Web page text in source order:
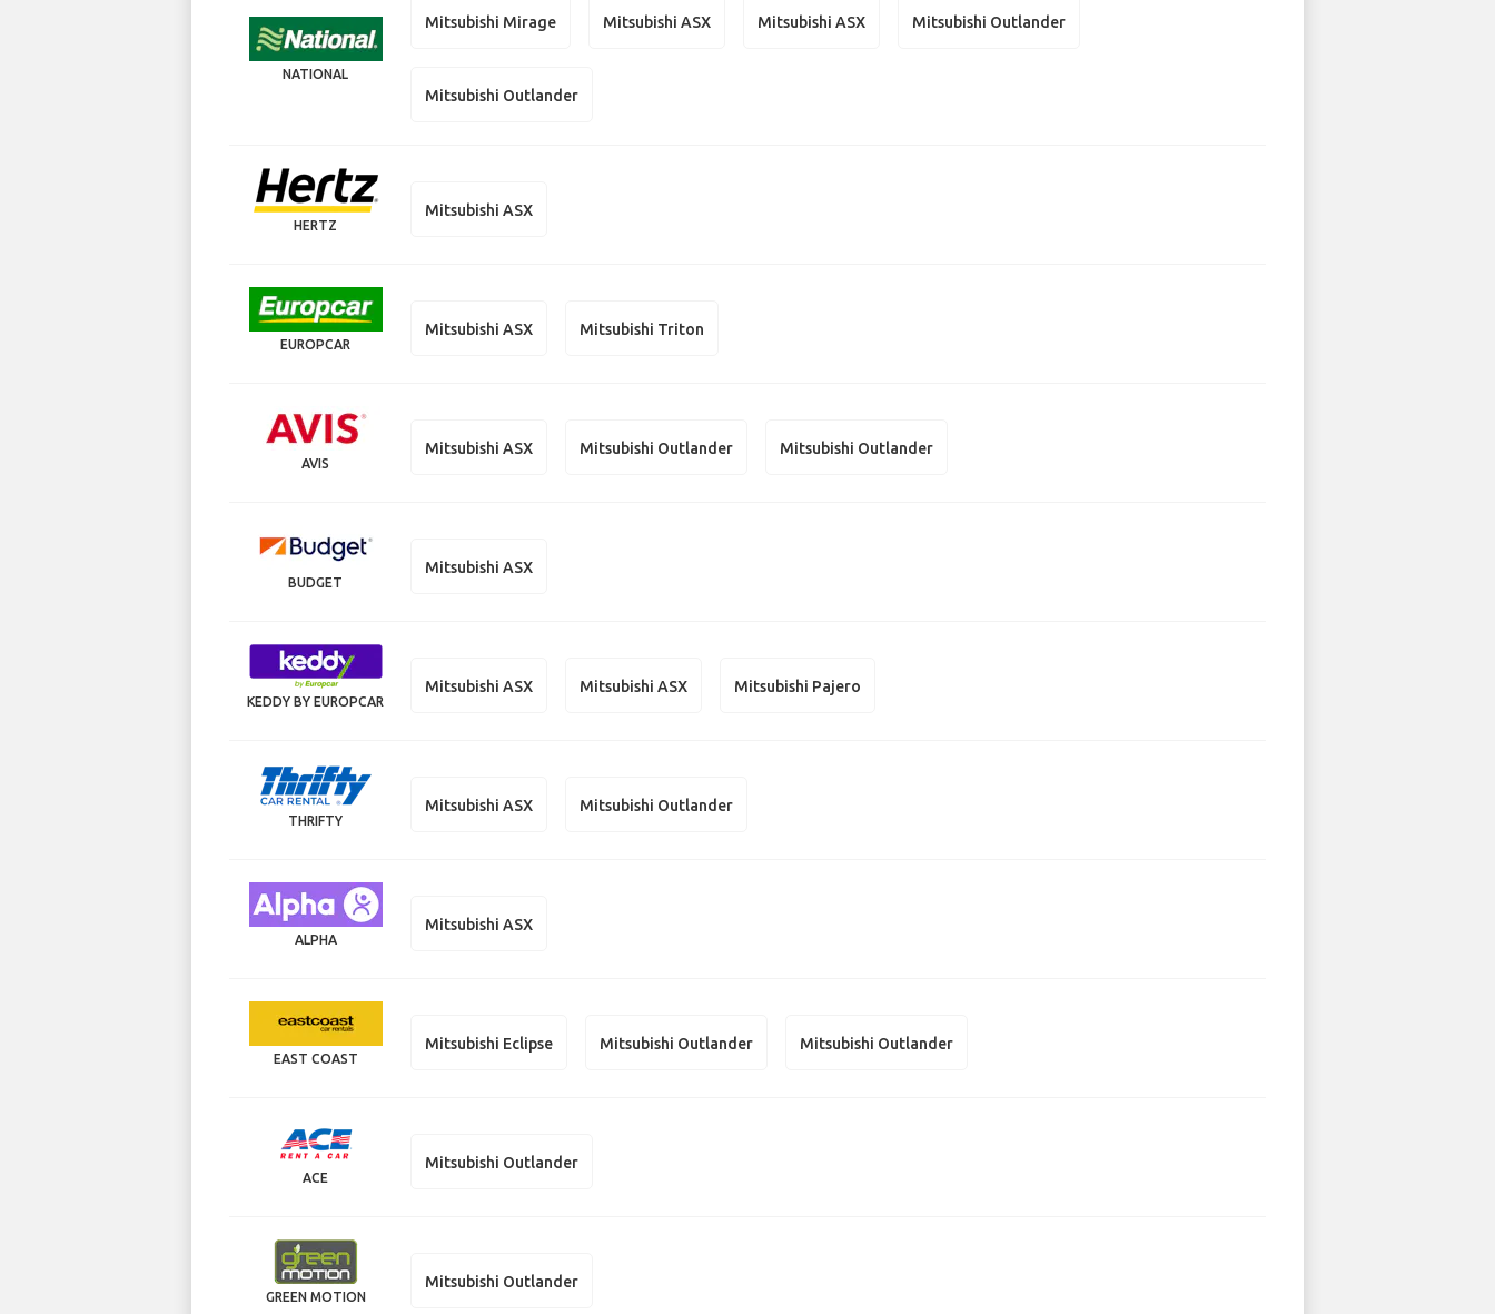
NATIONAL
Mitsubishi Mirage Mitsubishi ASX Mitsubishi ASX Mitsubishi Outlander
Mitsubishi Outlander
HERTZ
Mitsubishi ASX
EUROPCAR
Mitsubishi ASX Mitsubishi Triton
AVIS
Mitsubishi ASX Mitsubishi Outlander Mitsubishi Outlander
BUDGET
Mitsubishi ASX
KEDDY BY EUROPCAR
Mitsubishi ASX Mitsubishi ASX Mitsubishi Pajero
THRIFTY
Mitsubishi ASX Mitsubishi Outlander
ALPHA
Mitsubishi ASX
EAST COAST
Mitsubishi Eclipse Mitsubishi Outlander Mitsubishi Outlander
ACE
Mitsubishi Outlander
GREEN MOTION
Mitsubishi Outlander